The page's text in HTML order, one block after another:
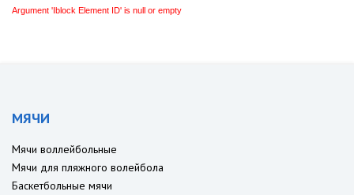
Argument 'Iblock Element ID' is null or empty
МЯЧИ
Мячи воллейбольные
Мячи для пляжного волейбола
Баскетбольные мячи